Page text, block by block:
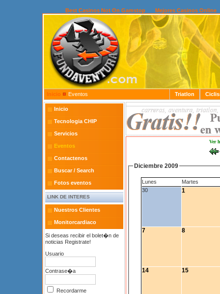
Best Casinos Not On Gamstop Mejores Casinos Online
Inicio Eventos Triatlon
Inicio
Tecnologia CHIP
Servicios
Eventos
Contactenos
Buscar / Search
Fotos eventos
LINK DE INTERES
Nuestros Clientes
Monitorcardiaco
Si deseas recibir el bolet�n de
noticias Registrate!
Usuario
Contrase�a
Recordarme
Ver
Diciembre 2009
Lunes
Martes
30
1
7 8
14 15